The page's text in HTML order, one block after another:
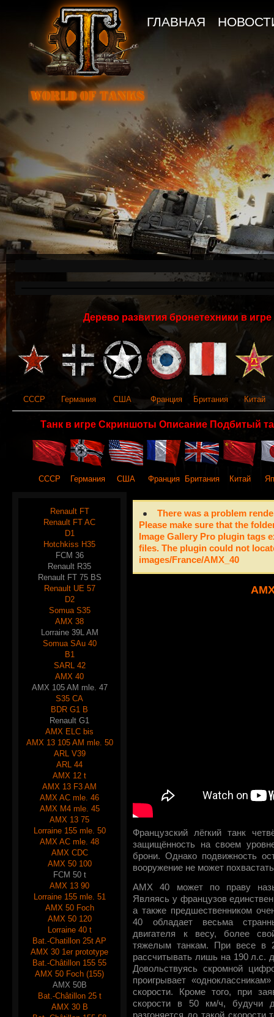
ГЛАВНАЯ
Дерево развития бронетехники в
СССР Германия США Франция Британия Китай
Танк в игре Скриншоты Описание Подбитый
СССР Германия США Франция Британия Китай
Renault FT
Renault FT AC
D1
Hotchkiss H35
FCM 36
Renault R35
Renault FT 75 BS
Renault UE 57
D2
Somua S35
AMX 38
Lorraine 39L AM
Somua SAu 40
B1
SARL 42
AMX 40
AMX 105 AM mle. 47
S35 CA
BDR G1 B
Renault G1
AMX ELC bis
AMX 13 105 AM mle. 50
ARL V39
ARL 44
AMX 12 t
AMX 13 F3 AM
AMX AC mle. 46
AMX M4 mle. 45
AMX 13 75
Lorraine 155 mle. 50
AMX AC mle. 48
AMX CDC
AMX 50 100
FCM 50 t
AMX 13 90
Lorraine 155 mle. 51
AMX 50 Foch
AMX 50 120
Lorraine 40 t
Bat.-Chatillon 25t AP
AMX 30 1er prototype
Bat.-Châtillon 155 55
AMX 50 Foch (155)
AMX 50B
Bat.-Châtillon 25 t
AMX 30 B
There was a problem
Please make sure that the
Image Gallery Pro plugin tags
files. The plugin could not
images/France/AMX_40
Французский лёгкий танк
защищённость на своем
брони. Однако подвижность
вооружение не может
AMX 40 может по праву
Являясь у французов
а также предшественником
40 обладает весьма
двигателя к весу, более
тяжелым танкам. При весе в
рассчитывать лишь на 190 л.с.
Довольствуясь скромной
проигрывает
скорости. Кроме того, при
скорости в 50 км/ч, будучи
разгоняется до такой